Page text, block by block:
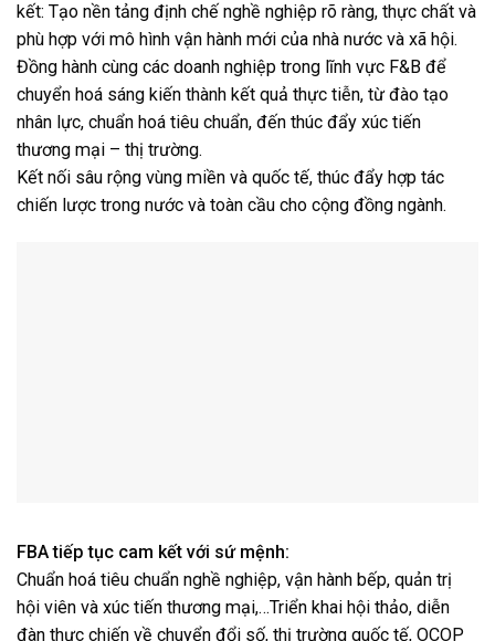
kết: Tạo nền tảng định chế nghề nghiệp rõ ràng, thực chất và
phù hợp với mô hình vận hành mới của nhà nước và xã hội.
Đồng hành cùng các doanh nghiệp trong lĩnh vực F&B để
chuyển hoá sáng kiến thành kết quả thực tiễn, từ đào tạo
nhân lực, chuẩn hoá tiêu chuẩn, đến thúc đẩy xúc tiến
thương mại – thị trường.
Kết nối sâu rộng vùng miền và quốc tế, thúc đẩy hợp tác
chiến lược trong nước và toàn cầu cho cộng đồng ngành.
FBA tiếp tục cam kết với sứ mệnh:
Chuẩn hoá tiêu chuẩn nghề nghiệp, vận hành bếp, quản trị
hội viên và xúc tiến thương mại,…Triển khai hội thảo, diễn
đàn thực chiến về chuyển đổi số, thị trường quốc tế, OCOP